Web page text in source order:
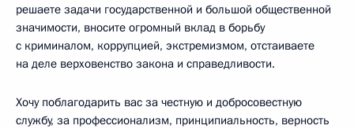
решаете задачи государственной и большой общественной
значимости, вносите огромный вклад в борьбу
с криминалом, коррупцией, экстремизмом, отстаиваете
на деле верховенство закона и справедливости.
Хочу поблагодарить вас за честную и добросовестную
службу, за профессионализм, принципиальность, верность